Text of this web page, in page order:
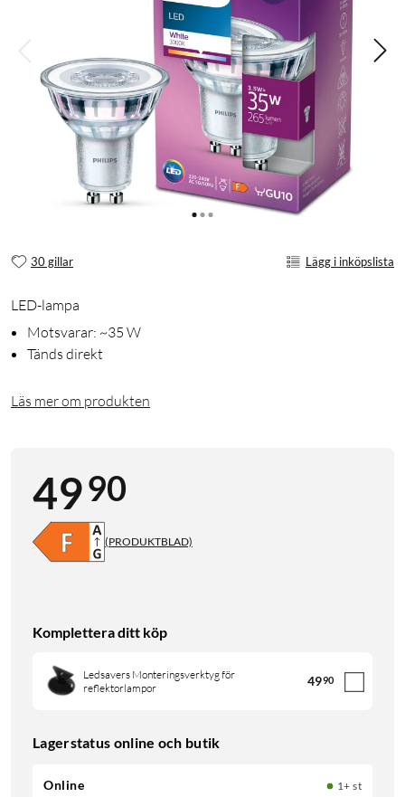
30 gillar Lägg i inköpslista
LED-lampa
Motsvarar: ~35 W
Tänds direkt
Läs mer om produkten
4990
(PRODUKTBLAD)
Komplettera ditt köp
Ledsavers Monteringsverktyg för
reflektorlampor
4990
Lagerstatus online och butik
Online
1+ st